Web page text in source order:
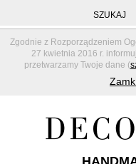
Zgodnie z Rozporządzeniem
27 kwietnia 2016 r.
przetwarzamy Twoje dane (
SZUKAJ